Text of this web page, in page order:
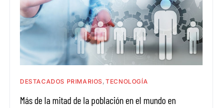
DESTACADOS PRIMARIOS TECNOLOGÍA
Más de la mitad de la población en el mundo en